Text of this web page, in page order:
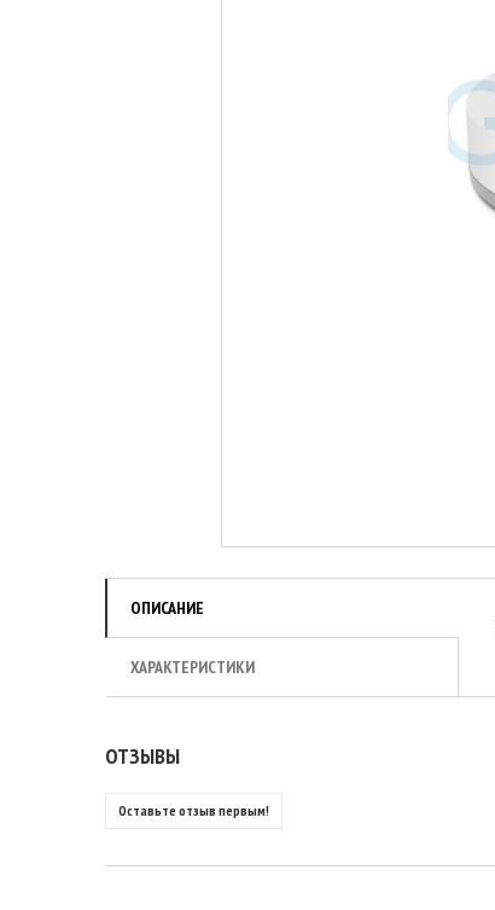
ОПИСАНИЕ
ХАРАКТЕРИСТИКИ
ОТЗЫВЫ
Оставьте отзыв первым!